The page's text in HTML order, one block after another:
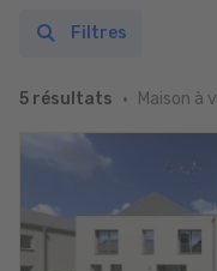
5 résultats Maison à
Filtres